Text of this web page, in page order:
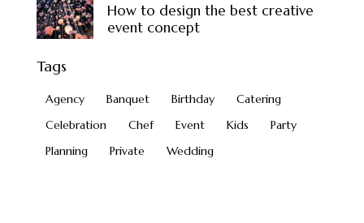
How to design the best creative
event concept
Tags
Agency Banquet Birthday
Catering
Celebration
Chef Event Kids
Party
Planning
Private Wedding